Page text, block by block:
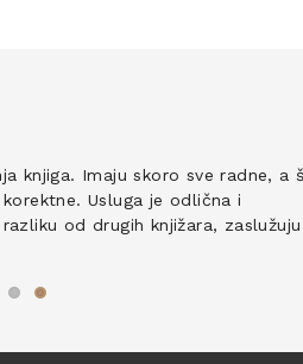
knjiga. Imaju skoro sve radne, a
Usluga je odlična i
od drugih knjižara, zaslužuju